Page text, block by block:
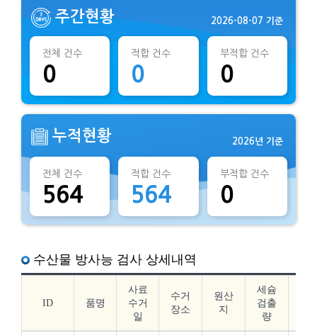
주간현황 2026-08-07 기준
전체 건수
0
적합 건수
0
부적합 건수
0
누적현황 2026년 기준
전체 건수
564
적합 건수
564
부적합 건수
0
수산물 방사능 검사 상세내역
ID 품명
사료
수거
일
수거
장소
원산
지
세슘
검출
량